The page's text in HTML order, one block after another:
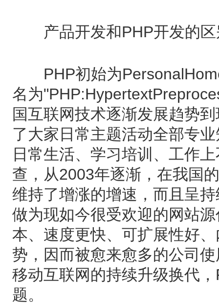
产品开发和PHP开发的区
PHP初始为
名为
国互联网技术逐渐发展趋势
了大家日常主题活动全部专
日常生活、学习培训、工作
查，从2003年逐渐，在我国
维持了增涨的增速，而且呈
做为现如今很受欢迎的网站
本、速度更快、可扩展性好
势，因而被愈来愈多的公司
移动互联网的持续升级换代
题。